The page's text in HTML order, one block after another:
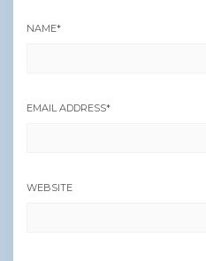
NAME*
EMAIL ADDRESS*
WEBSITE